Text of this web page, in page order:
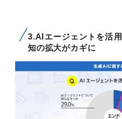
3.AIエージェントを活
知の拡大がカギに